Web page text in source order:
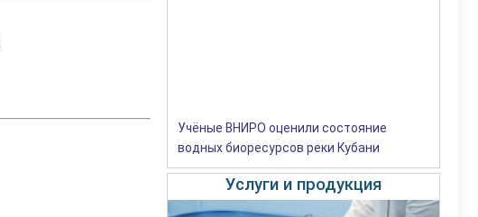
Учёные ВНИРО оценили состояние
водных биоресурсов реки Кубани
Услуги и продукция